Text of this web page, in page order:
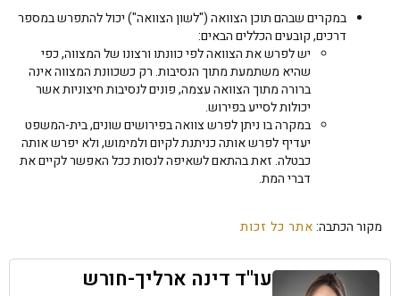
במקרים שבהם תוכן הצוואה ("לשון הצוואה") יכול להתפרש במספר
דרכים, קובעים הכללים הבאים:
יש לפרש את הצוואה לפי כוונתו ורצונו של המצווה, כפי
שהיא משתמעת מתוך הנסיבות. רק כשכוונת המצווה אינה
ברורה מתוך הצוואה עצמה, פונים לנסיבות חיצוניות אשר
יכולות לסייע בפירוש.
במקרה בו ניתן לפרש צוואה בפירושים שונים, בית-המשפט
יעדיף לפרש אותה כניתנת לקיום ולמימוש, ולא יפרש אותה
כבטלה. זאת בהתאם לשאיפה לנסות ככל האפשר לקיים את
דברי המת.
מקור הכתבה:אתר כל זכות
עו''ד דינה ארליך-חורש